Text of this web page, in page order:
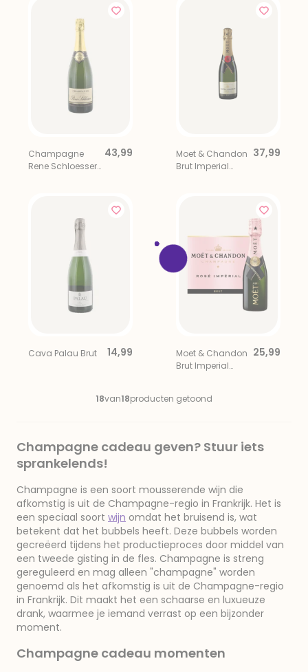
Champagne
Rene Schloesser
43,99
Moet & Chandon
Brut Imperial
37,99
Cava Palau Brut 14,99
Moet & Chandon
Brut Imperial
25,99
18van18producten getoond
Champagne cadeau geven? Stuur iets
sprankelends!
Champagne is een soort mousserende wijn die
afkomstig is uit de Champagne-regio in Frankrijk. Het is
een speciaal soort wijn omdat het bruisend is, wat
betekent dat het bubbels heeft. Deze bubbels worden
gecreëerd tijdens het productieproces door middel van
een tweede gisting in de fles. Champagne is streng
gereguleerd en mag alleen "champagne" worden
genoemd als het afkomstig is uit de Champagne-regio
in Frankrijk. Dit maakt het een schaarse en luxueuze
drank, waarmee je iemand verrast op een bijzonder
moment.
Champagne cadeau momenten